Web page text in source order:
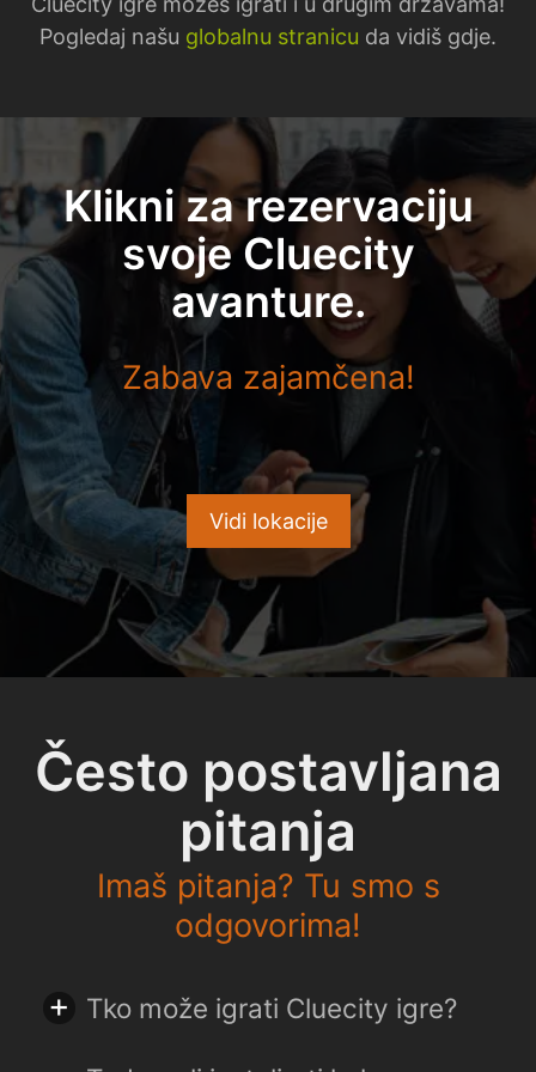
Pogledaj našu globalnu stranicu da vidiš gdje.
Klikni za rezervaciju
svoje Cluecity
avanture.
Zabava zajamčena!
Vidi lokacije
Često postavljana
pitanja
Imaš pitanja? Tu smo s
odgovorima!
Tko može igrati Cluecity igre?